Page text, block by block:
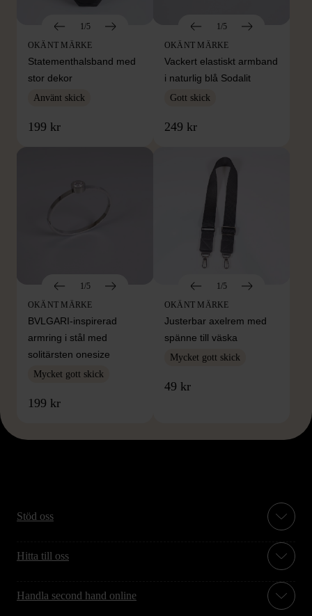
1/5
OKÄNT MÄRKE
Statementhalsband med
stor dekor
Använt skick
199 kr
1/5
OKÄNT MÄRKE
Vackert elastiskt armband
i naturlig blå Sodalit
Gott skick
249 kr
1/5
OKÄNT MÄRKE
BVLGARI-inspirerad
armring i stål med
solitärsten onesize
Mycket gott skick
199 kr
1/5
OKÄNT MÄRKE
Justerbar axelrem med
spänne till väska
Mycket gott skick
49 kr
Stöd oss
Hitta till oss
Handla second hand online